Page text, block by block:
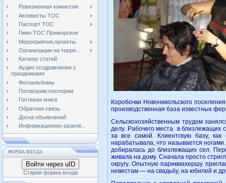
Ревизионная комиссия
Активисты ТОС
Паспорт ТОС
Гимн ТОС Приморское
Мероприятия,проекты
Организации на терри...
Каталог статей
Аудио поздравления с
праздниками
Фотоальбомы
Поговорим,поспорим
Гостевая книга
Обратная связь
Доска объявлений
Информационно-развле...
ФОРМА ВХОДА
Войти через uID
Старая форма входа
Коробочки Новоникольского
производственная база известных
Сельскохозяйственным трудом
делу. Рабочего места в близлежащих
за все самой. Клиентскую базу,
нарабатывала, что называется
добиралась до близлежащих сел.
живала на дому. Сначала просто
округу. Опытную парикмахершу
невестам — на свадьбу, на юбилей и